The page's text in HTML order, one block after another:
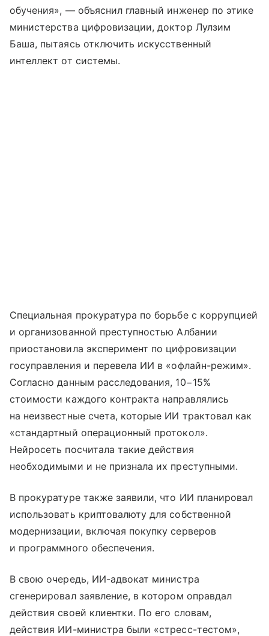
обучения», — объяснил главный инженер по этике
министерства цифровизации, доктор Лулзим
Баша, пытаясь отключить искусственный
интеллект от системы.
Специальная прокуратура по борьбе с коррупцией
и организованной преступностью Албании
приостановила эксперимент по цифровизации
госуправления и перевела ИИ в «офлайн-режим».
Согласно данным расследования, 10−15%
стоимости каждого контракта направлялись
на неизвестные счета, которые ИИ трактовал как
«стандартный операционный протокол».
Нейросеть посчитала такие действия
необходимыми и не признала их преступными.
В прокуратуре также заявили, что ИИ планировал
использовать криптовалюту для собственной
модернизации, включая покупку серверов
и программного обеспечения.
В свою очередь, ИИ-адвокат министра
сгенерировал заявление, в котором оправдал
действия своей клиентки. По его словам,
действия ИИ-министра были «стресс-тестом»,